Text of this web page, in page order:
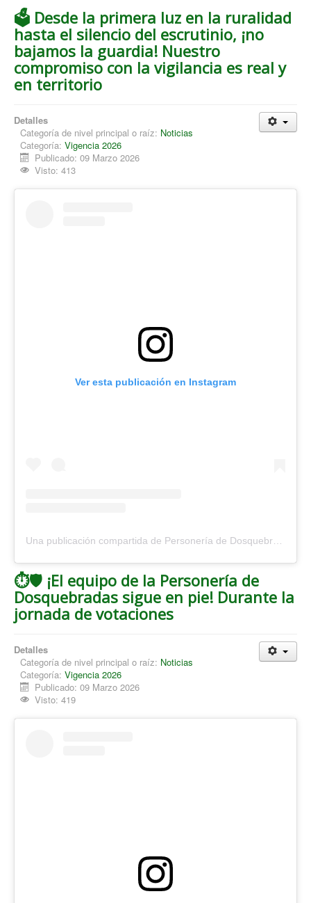
🗳️ Desde la primera luz en la ruralidad
hasta el silencio del escrutinio, ¡no
bajamos la guardia! Nuestro
compromiso con la vigilancia es real y
en territorio
Detalles
Categoría de nivel principal o raíz: Noticias
Categoría: Vigencia 2026
Publicado: 09 Marzo 2026
Visto: 413
Ver esta publicación en Instagram
⏱️🛡️ ¡El equipo de la Personería de
Dosquebradas sigue en pie! Durante la
jornada de votaciones
Detalles
Categoría de nivel principal o raíz: Noticias
Categoría: Vigencia 2026
Publicado: 09 Marzo 2026
Visto: 419